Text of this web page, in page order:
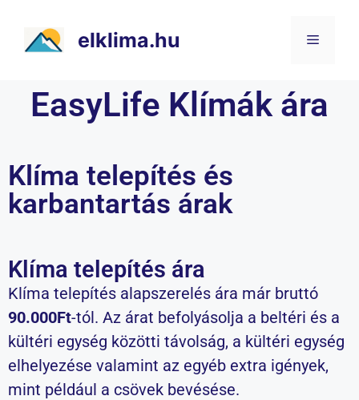
elklima.hu
EasyLife Klímák ára
Klíma telepítés és
karbantartás árak
Klíma telepítés ára
Klíma telepítés alapszerelés ára már bruttó
90.000Ft-tól. Az árat befolyásolja a beltéri és a
kültéri egység közötti távolság, a kültéri egység
elhelyezése valamint az egyéb extra igények,
mint például a csövek bevésése.